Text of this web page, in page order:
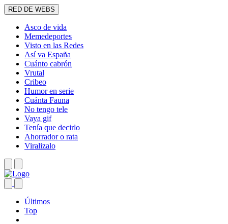
RED DE WEBS
Asco de vida
Memedeportes
Visto en las Redes
Así va España
Cuánto cabrón
Vrutal
Cribeo
Humor en serie
Cuánta Fauna
No tengo tele
Vaya gif
Tenía que decirlo
Ahorrador o rata
Viralizalo
Últimos
Top